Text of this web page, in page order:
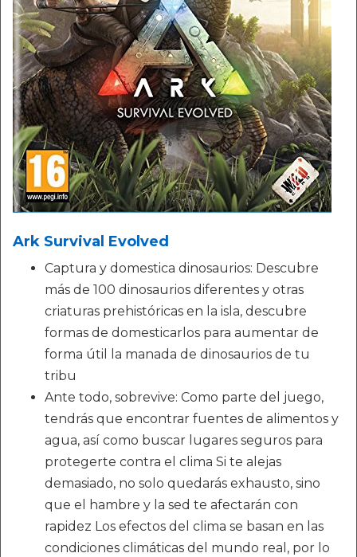
Ark Survival Evolved
Captura y domestica dinosaurios: Descubre
más de 100 dinosaurios diferentes y otras
criaturas prehistóricas en la isla, descubre
formas de domesticarlos para aumentar de
forma útil la manada de dinosaurios de tu
tribu
Ante todo, sobrevive: Como parte del juego,
tendrás que encontrar fuentes de alimentos y
agua, así como buscar lugares seguros para
protegerte contra el clima Si te alejas
demasiado, no solo quedarás exhausto, sino
que el hambre y la sed te afectarán con
rapidez Los efectos del clima se basan en las
condiciones climáticas del mundo real, por lo